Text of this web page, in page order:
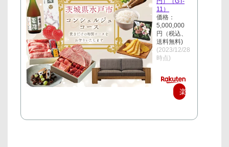
11）
価格：
5,000,000
円（税込、
送料無料)
(2023/12/28
時点)
楽